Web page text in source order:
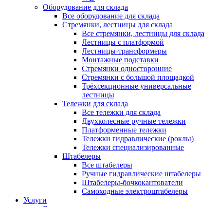
Оборудование для склада
Все оборудование для склада
Стремянки, лестницы для склада
Все стремянки, лестницы для склада
Лестницы с платформой
Лестницы-трансформеры
Монтажные подставки
Стремянки односторонние
Стремянки с большой площадкой
Трёхсекционные универсальные
лестницы
Тележки для склада
Все тележки для склада
Двухколесные ручные тележки
Платформенные тележки
Тележки гидравлические (роклы)
Тележки специализированные
Штабелеры
Все штабелеры
Ручные гидравлические штабелеры
Штабелеры-бочкокантователи
Самоходные электроштабелеры
Услуги